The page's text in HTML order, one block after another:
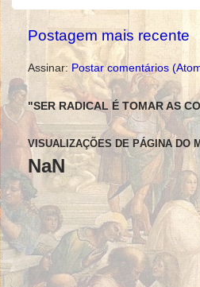
Postagem mais recente
Assinar: Postar comentários
"SER RADICAL É TOMAR AS
VISUALIZAÇÕES DE PÁGINA DO
NaN